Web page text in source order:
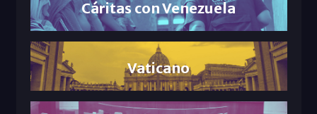
Cáritas con Venezuela
Vaticano